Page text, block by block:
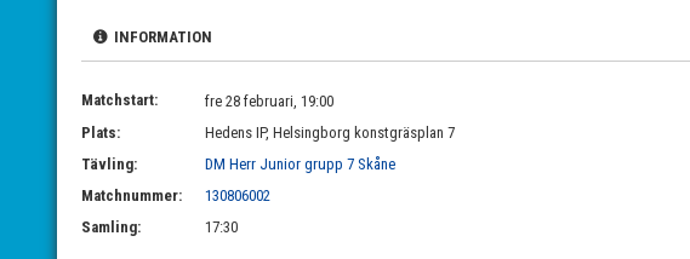
INFORMATION
Matchstart:
fre 28 februari, 19:00
Plats:
Hedens IP, Helsingborg konstgräsplan 7
Tävling:
DM Herr Junior grupp 7 Skåne
Matchnummer:
130806002
Samling:
17:30